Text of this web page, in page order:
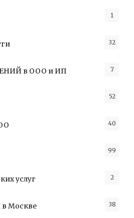
1
32
в ООО и ИП 7
52
40
99
услуг 2
Москве 38